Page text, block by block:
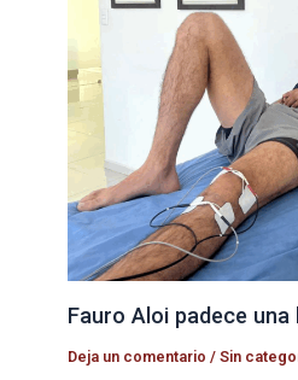
Fauro Aloi padece
Deja un comentario /Sin